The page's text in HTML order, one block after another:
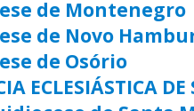
de Montenegro
de Novo
de Osório
ECLESIÁSTICA